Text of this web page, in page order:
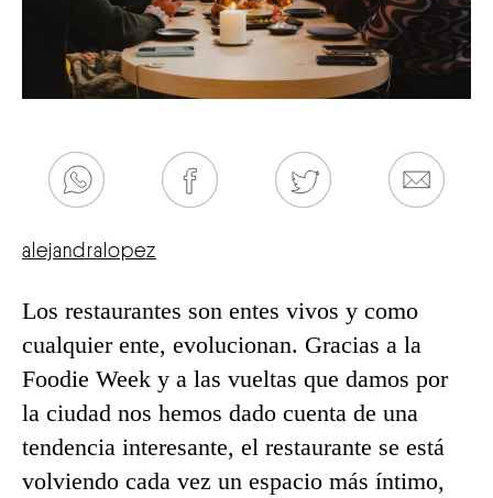
alejandralopez
Los restaurantes son entes vivos y como
cualquier ente, evolucionan. Gracias a la
Foodie Week y a las vueltas que damos por
la ciudad nos hemos dado cuenta de una
tendencia interesante, el restaurante se está
volviendo cada vez un espacio más íntimo,